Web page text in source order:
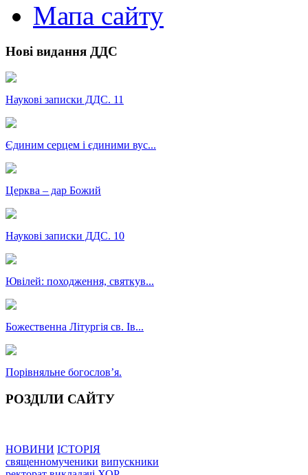
Мапа сайту
Нові видання ДДС
Наукові записки ДДС. 11
Єдиним серцем і єдиними вус...
Церква – дар Божий
Наукові записки ДДС. 10
Ювілей: походження, святкув...
Божественна Літургія св. Ів...
Порівняльне богословʼя.
РОЗДІЛИ САЙТУ
НОВИНИ ІСТОРІЯ
священномученики випускники